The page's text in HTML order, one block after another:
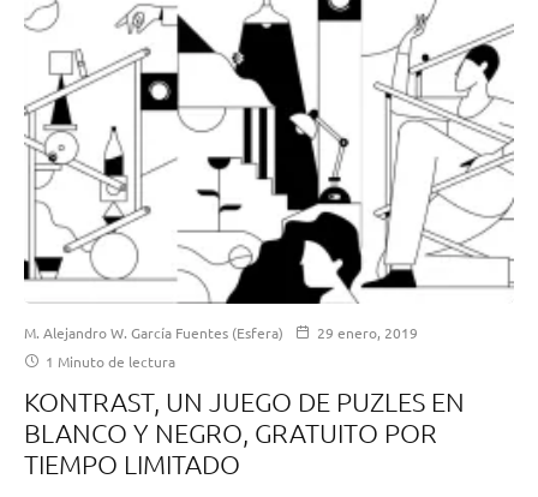
M. Alejandro W. García Fuentes (Esfera)
29 enero, 2019
1 Minuto de lectura
KONTRAST, UN JUEGO DE PUZLES EN
BLANCO Y NEGRO, GRATUITO POR
TIEMPO LIMITADO